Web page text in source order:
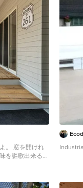
れ
を謳歌出来るガ